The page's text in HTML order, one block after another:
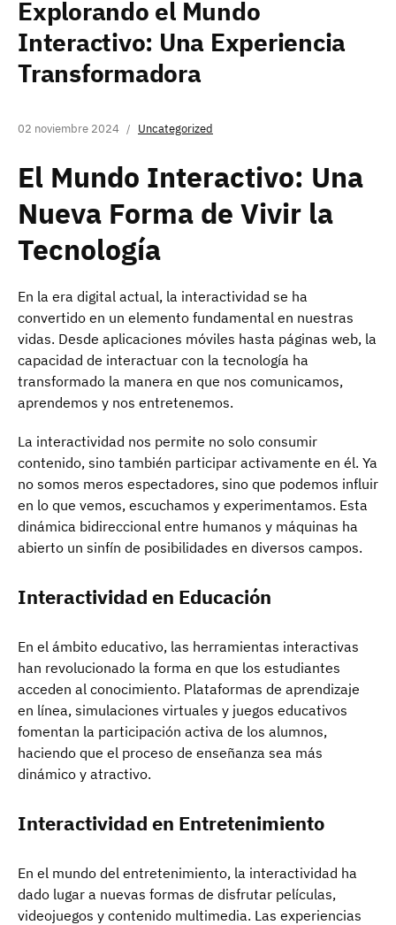
Explorando el Mundo
Interactivo: Una Experiencia
Transformadora
02 noviembre 2024 Uncategorized
El Mundo Interactivo: Una
Nueva Forma de Vivir la
Tecnología
En la era digital actual, la interactividad se ha
convertido en un elemento fundamental en nuestras
vidas. Desde aplicaciones móviles hasta páginas web, la
capacidad de interactuar con la tecnología ha
transformado la manera en que nos comunicamos,
aprendemos y nos entretenemos.
La interactividad nos permite no solo consumir
contenido, sino también participar activamente en él. Ya
no somos meros espectadores, sino que podemos influir
en lo que vemos, escuchamos y experimentamos. Esta
dinámica bidireccional entre humanos y máquinas ha
abierto un sinfín de posibilidades en diversos campos.
Interactividad en Educación
En el ámbito educativo, las herramientas interactivas
han revolucionado la forma en que los estudiantes
acceden al conocimiento. Plataformas de aprendizaje
en línea, simulaciones virtuales y juegos educativos
fomentan la participación activa de los alumnos,
haciendo que el proceso de enseñanza sea más
dinámico y atractivo.
Interactividad en Entretenimiento
En el mundo del entretenimiento, la interactividad ha
dado lugar a nuevas formas de disfrutar películas,
videojuegos y contenido multimedia. Las experiencias